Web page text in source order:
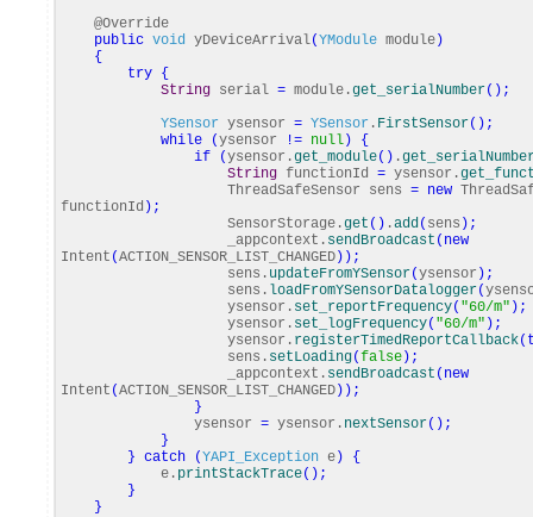
@Override
public void yDeviceArrival(YModule module )
{
try {
String serial = module.get_serialNumber( ) ;
YSensor ysensor = YSensor . FirstSensor( ) ;
while
(ysensor != null )
{
if
(ysensor.get_module( ) .
String functionId = ysensor.
ThreadSafeSensor sens = new
functionId ) ;
SensorStorage.get ( ) .add( sens ) ;
_appcontext. sendBroadcast ( new
Intent (ACTION_SENSOR_LIST_CHANGED ) ) ;
sens. updateFromYSensor(ysensor ) ;
sens. loadFromYSensorDatalogger(
ysensor. set_reportFrequency( "60/m" ) ;
ysensor. set_logFrequency( "60/m" ) ;
ysensor. registerTimedReportCallback(
sens. setLoading(false ) ;
_appcontext. sendBroadcast ( new
Intent (ACTION_SENSOR_LIST_CHANGED ) ) ;
}
ysensor = ysensor. nextSensor( ) ;
}
} catch (YAPI_Exception e )
{
e. printStackTrace( ) ;
}
}